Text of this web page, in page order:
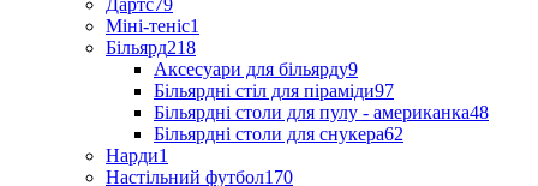
Дартс79
Міні-теніс1
Більярд218
Аксесуари для більярду9
Більярдні стіл для піраміди97
Більярдні столи для пулу - американка48
Більярдні столи для снукера62
Нарди1
Настільний футбол170